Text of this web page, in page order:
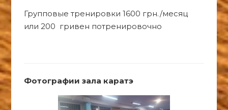
Групповые тренировки 1600 грн./месяц
или 200 гривен потренировочно
Фотографии зала каратэ